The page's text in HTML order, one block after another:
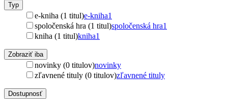
Typ
e-kniha (1 titul)e-kniha1
spoločenská hra (1 titul)spoločenská hra1
kniha (1 titul)kniha1
Zobraziť iba
novinky (0 titulov)novinky
zľavnené tituly (0 titulov)zľavnené tituly
Dostupnosť